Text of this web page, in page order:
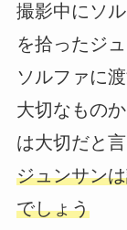
撮影中にソ
を拾ったジュ
ソルファに
大切なもの
は大切だと
ジュンサン
でしょう